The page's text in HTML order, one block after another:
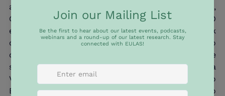
apoiaram a operação militar, enquanto Brasil, Chile,
Colômbia, México e Honduras a criticaram. O
embaixador argentino Carlos Bernardo Cherniak
declarou que “a Argentina aprecia a determinação
demonstrada pelo presidente dos Estados Unidos e
sua administração nas ações tomadas na
Venezuela”, enquanto o embaixador brasileiro
Benoni Belli afirmou que “os ataques em território